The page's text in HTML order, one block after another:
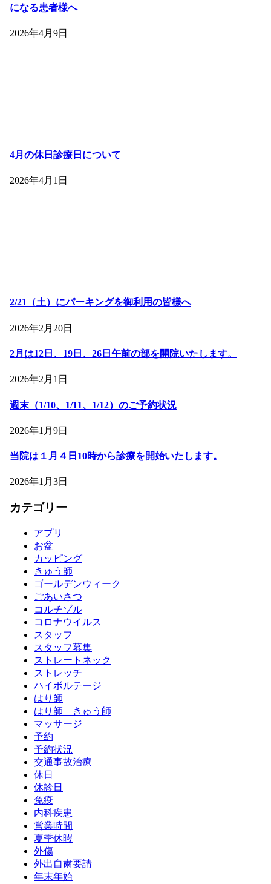
になる患者様へ
2026年4月9日
4月の休日診療日について
2026年4月1日
2/21（土）にパーキングを御利用の皆様へ
2026年2月20日
2月は12日、19日、26日午前の部を開院いたします。
2026年2月1日
週末（1/10、1/11、1/12）のご予約状況
2026年1月9日
当院は１月４日10時から診療を開始いたします。
2026年1月3日
カテゴリー
アプリ
お盆
カッピング
きゅう師
ゴールデンウィーク
ごあいさつ
コルチゾル
コロナウイルス
スタッフ
スタッフ募集
ストレートネック
ストレッチ
ハイボルテージ
はり師
はり師 きゅう師
マッサージ
予約
予約状況
交通事故治療
休日
休診日
免疫
内科疾患
営業時間
夏季休暇
外傷
外出自粛要請
年末年始